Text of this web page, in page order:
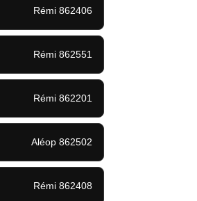
Rémi 862406
Rémi 862551
Rémi 862201
Aléop 862502
Rémi 862408